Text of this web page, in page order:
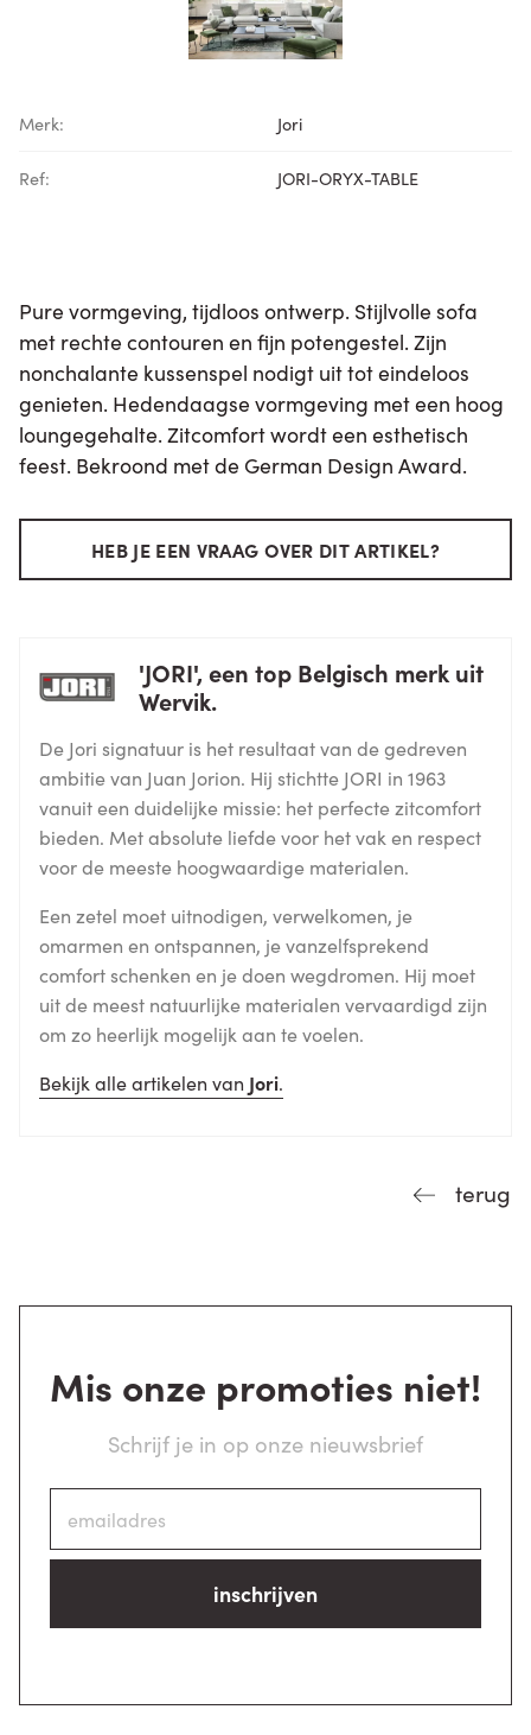
Merk: Jori
Ref: JORI-ORYX-TABLE
Pure vormgeving, tijdloos ontwerp. Stijlvolle sofa
met rechte contouren en fijn potengestel. Zijn
nonchalante kussenspel nodigt uit tot eindeloos
genieten. Hedendaagse vormgeving met een hoog
loungegehalte. Zitcomfort wordt een esthetisch
feest. Bekroond met de German Design Award.
HEB JE EEN VRAAG OVER DIT ARTIKEL?
'JORI', een top Belgisch merk uit
Wervik.
De Jori signatuur is het resultaat van de gedreven
ambitie van Juan Jorion. Hij stichtte JORI in 1963
vanuit een duidelijke missie: het perfecte zitcomfort
bieden. Met absolute liefde voor het vak en respect
voor de meeste hoogwaardige materialen.
Een zetel moet uitnodigen, verwelkomen, je
omarmen en ontspannen, je vanzelfsprekend
comfort schenken en je doen wegdromen. Hij moet
uit de meest natuurlijke materialen vervaardigd zijn
om zo heerlijk mogelijk aan te voelen.
Bekijk alle artikelen van Jori.
terug
Mis onze promoties niet!
Schrijf je in op onze nieuwsbrief
inschrijven